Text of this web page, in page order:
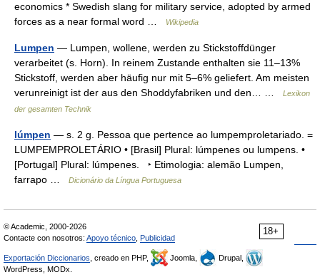
economics * Swedish slang for military service, adopted by armed
forces as a near formal word …
Wikipedia
Lumpen — Lumpen, wollene, werden zu Stickstoffdünger
verarbeitet (s. Horn). In reinem Zustande enthalten sie 11–13%
Stickstoff, werden aber häufig nur mit 5–6% geliefert. Am meisten
verunreinigt ist der aus den Shoddyfabriken und den… …
Lexikon
der gesamten Technik
lúmpen — s. 2 g. Pessoa que pertence ao lumpemproletariado. =
LUMPEMPROLETÁRIO • [Brasil] Plural: lúmpenes ou lumpens. •
[Portugal] Plural: lúmpenes. ‣ Etimologia: alemão Lumpen,
farrapo …
Dicionário da Língua Portuguesa
18+
© Academic, 2000-2026
Contacte con nosotros: Apoyo técnico Publicidad
Exportación Diccionarios , creado en PHP, Joomla,
Drupal,
WordPress, MODx.